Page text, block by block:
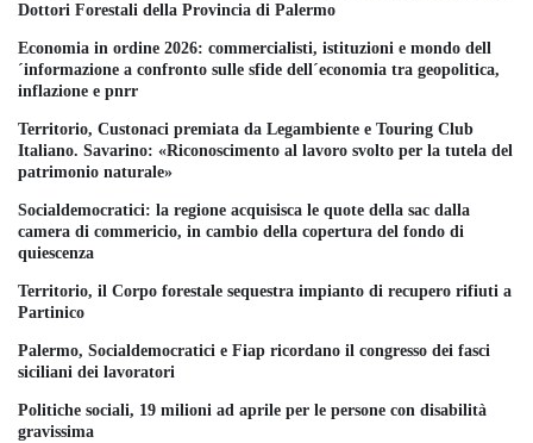
Dottori Forestali della Provincia di Palermo
Economia in ordine 2026: commercialisti, istituzioni e mondo dell
´informazione a confronto sulle sfide dell´economia tra geopolitica,
inflazione e pnrr
Territorio, Custonaci premiata da Legambiente e Touring Club
Italiano. Savarino: «Riconoscimento al lavoro svolto per la tutela del
patrimonio naturale»
Socialdemocratici: la regione acquisisca le quote della sac dalla
camera di commericio, in cambio della copertura del fondo di
quiescenza
Territorio, il Corpo forestale sequestra impianto di recupero rifiuti a
Partinico
Palermo, Socialdemocratici e Fiap ricordano il congresso dei fasci
siciliani dei lavoratori
Politiche sociali, 19 milioni ad aprile per le persone con disabilità
gravissima